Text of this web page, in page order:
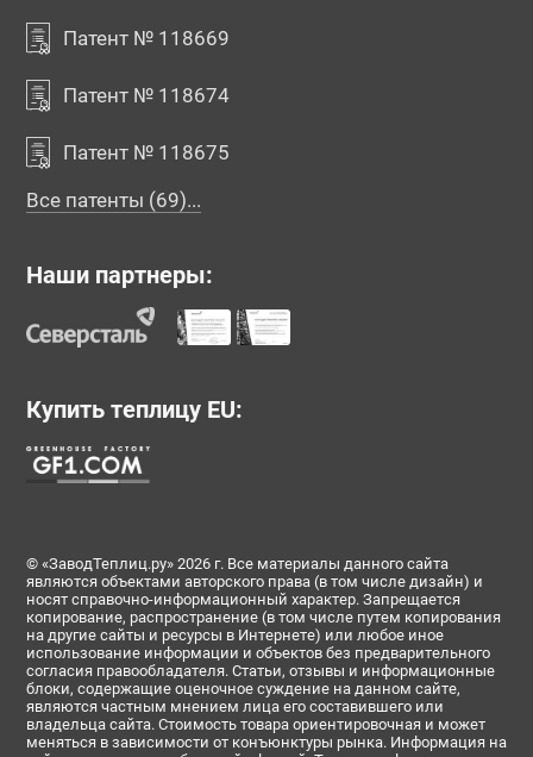
Патент № 118669
Патент № 118674
Патент № 118675
Все патенты (69)...
Наши партнеры:
Купить теплицу EU:
© «ЗаводТеплиц.ру» 2026 г. Все материалы данного сайта
являются объектами авторского права (в том числе дизайн) и
носят справочно-информационный характер. Запрещается
копирование, распространение (в том числе путем копирования
на другие сайты и ресурсы в Интернете) или любое иное
использование информации и объектов без предварительного
согласия правообладателя. Статьи, отзывы и информационные
блоки, содержащие оценочное суждение на данном сайте,
являются частным мнением лица его составившего или
владельца сайта. Стоимость товара ориентировочная и может
меняться в зависимости от конъюнктуры рынка. Информация на